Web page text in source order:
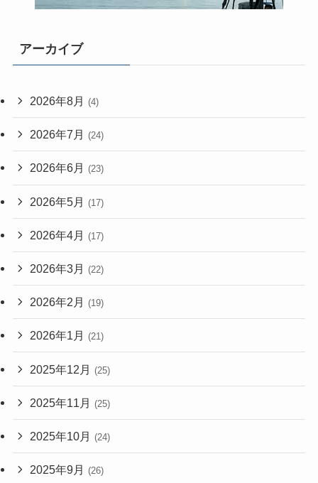
アーカイブ
2026年8月 (4)
2026年7月 (24)
2026年6月 (23)
2026年5月 (17)
2026年4月 (17)
2026年3月 (22)
2026年2月 (19)
2026年1月 (21)
2025年12月 (25)
2025年11月 (25)
2025年10月 (24)
2025年9月 (26)